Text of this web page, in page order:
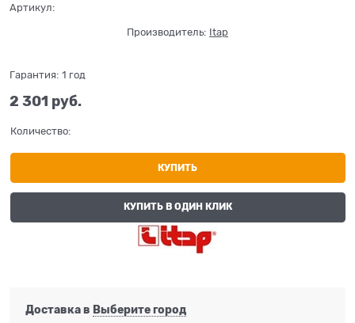
Артикул:
Производитель: Itap
Гарантия: 1 год
2 301 руб.
Количество:
КУПИТЬ
КУПИТЬ В ОДИН КЛИК
Доставка в Выберите город